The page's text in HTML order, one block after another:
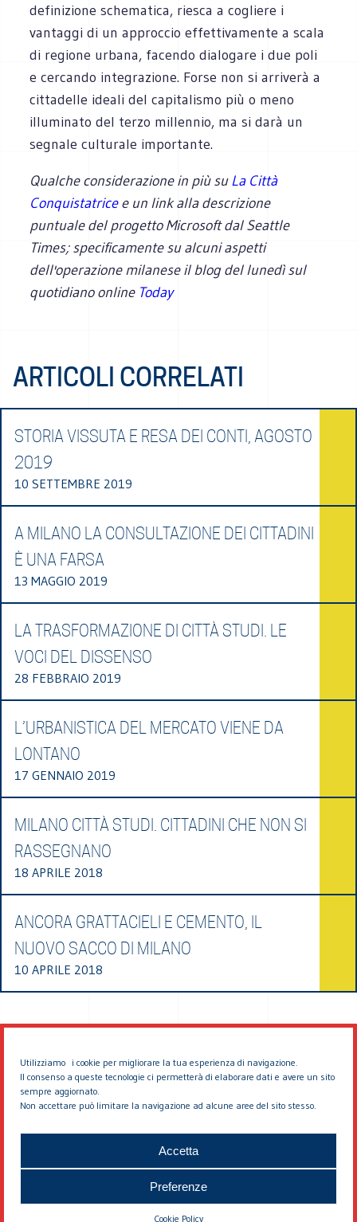
Utilizziamo i cookie per migliorare la tua esperienza di navigazione.
Il consenso a queste tecnologie ci permetterà di elaborare dati e avere un sito
sempre aggiornato.
Non accettare può limitare la navigazione ad alcune aree del sito stesso.
Accetta
Preferenze
Cookie Policy
definizione schematica, riesca a cogliere i
vantaggi di un approccio effettivamente a scala
di regione urbana, facendo dialogare i due poli
e cercando integrazione. Forse non si arriverà a
cittadelle ideali del capitalismo più o meno
illuminato del terzo millennio, ma si darà un
segnale culturale importante.
Qualche considerazione in più suLa Città
Conquistatricee un link alla descrizione
puntuale del progetto Microsoft dal Seattle
Times; specificamente su alcuni aspetti
dell'operazione milanese il blog del lunedì sul
quotidiano online Today
ARTICOLI CORRELATI
STORIA VISSUTA E RESA DEI CONTI, AGOSTO
2019
10 SETTEMBRE 2019
A MILANO LA CONSULTAZIONE DEI CITTADINI
È UNA FARSA
13 MAGGIO 2019
LA TRASFORMAZIONE DI CITTÀ STUDI. LE
VOCI DEL DISSENSO
28 FEBBRAIO 2019
L’URBANISTICA DEL MERCATO VIENE DA
LONTANO
17 GENNAIO 2019
MILANO CITTÀ STUDI. CITTADINI CHE NON SI
RASSEGNANO
18 APRILE 2018
ANCORA GRATTACIELI E CEMENTO, IL
NUOVO SACCO DI MILANO
10 APRILE 2018
© 2026 EDDYBURG